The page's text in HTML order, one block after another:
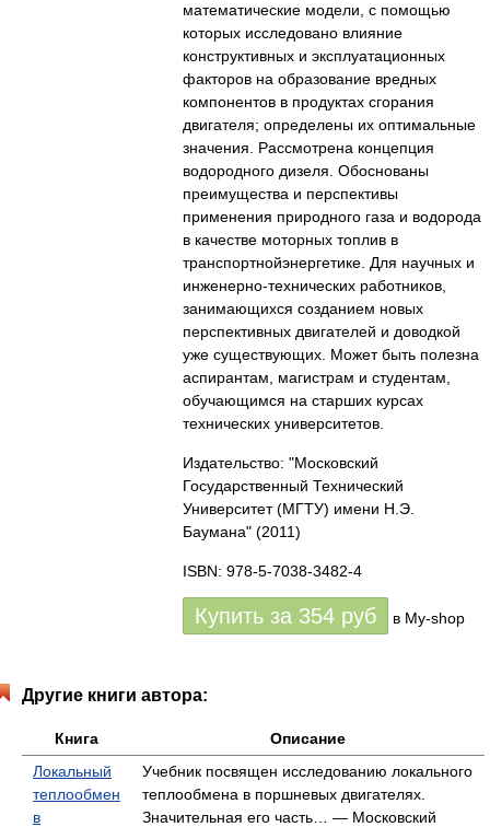
математические модели, с помощью
которых исследовано влияние
конструктивных и эксплуатационных
факторов на образование вредных
компонентов в продуктах сгорания
двигателя; определены их оптимальные
значения. Рассмотрена концепция
водородного дизеля. Обоснованы
преимущества и перспективы
применения природного газа и водорода
в качестве моторных топлив в
транспортнойэнергетике. Для научных и
инженерно-технических работников,
занимающихся созданием новых
перспективных двигателей и доводкой
уже существующих. Может быть полезна
аспирантам, магистрам и студентам,
обучающимся на старших курсах
технических университетов.
Издательство: "Московский
Государственный Технический
Университет (МГТУ) имени Н.Э.
Баумана" (2011)
ISBN: 978-5-7038-3482-4
Купить за 354 руб в My-shop
Другие книги автора:
Книга
Описание
Локальный
теплообмен
в
Учебник посвящен исследованию локального
теплообмена в поршневых двигателях.
Значительная его часть… — Московский